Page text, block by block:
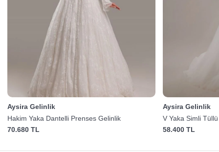
Aysira Gelinlik
Hakim Yaka Dantelli Prenses Gelinlik
70.680 TL
Aysira Gelinlik
V Yaka Simli
58.400 TL